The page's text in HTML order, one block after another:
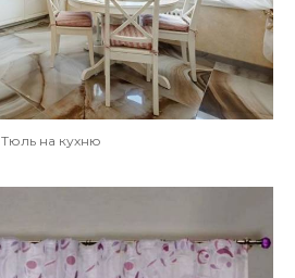
Тюль на кухню